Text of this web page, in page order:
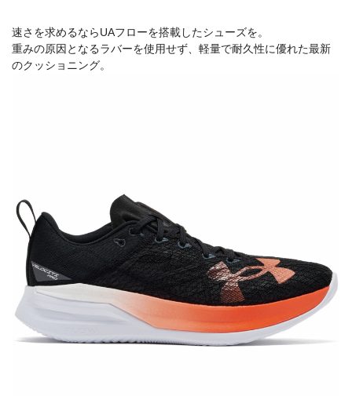
速さを求めるならUAフローを搭載したシューズを。
重みの原因となるラバーを使用せず、軽量で耐久性に優れた最新
のクッショニング。